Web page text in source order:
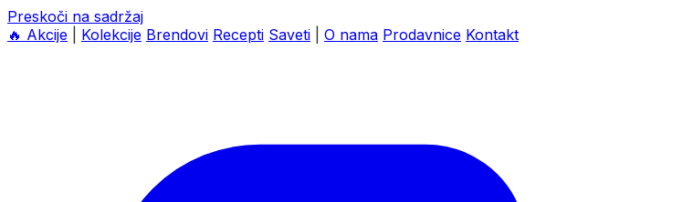
Preskoči na sadržaj
🔥 Akcije Kolekcije Brendovi Recepti Saveti O nama Prodavnice Kontakt